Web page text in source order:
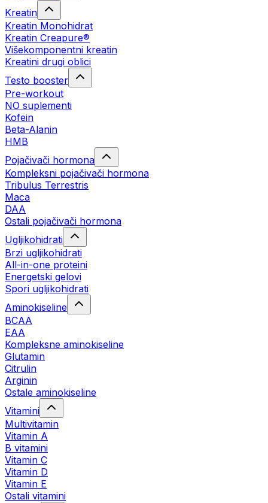
Kreatin
Kreatin Monohidrat
Kreatin Creapure®
Višekomponentni kreatin
Kreatini drugi oblici
Testo booster
Pre-workout
NO suplementi
Kofein
Beta-Alanin
HMB
Pojačivači hormona
Kompleksni pojačivači hormona
Tribulus Terrestris
Maca
DAA
Ostali pojačivači hormona
Ugljikohidrati
Brzi ugljikohidrati
All-in-one proteini
Energetski gelovi
Spori ugljikohidrati
Aminokiseline
BCAA
EAA
Kompleksne aminokiseline
Glutamin
Citrulin
Arginin
Ostale aminokiseline
Vitamini
Multivitamin
Vitamin A
B vitamini
Vitamin C
Vitamin D
Vitamin E
Ostali vitamini